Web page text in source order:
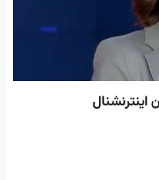
اینترنشنال